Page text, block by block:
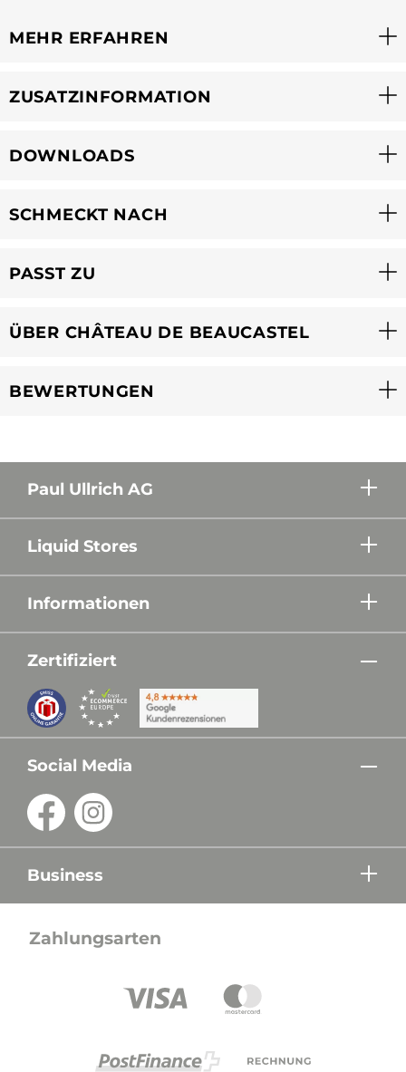
MEHR ERFAHREN
ZUSATZINFORMATION
DOWNLOADS
SCHMECKT NACH
PASST ZU
ÜBER CHÂTEAU DE BEAUCASTEL
BEWERTUNGEN
Paul Ullrich AG
Liquid Stores
Informationen
Zertifiziert
Social Media
Business
Zahlungsarten